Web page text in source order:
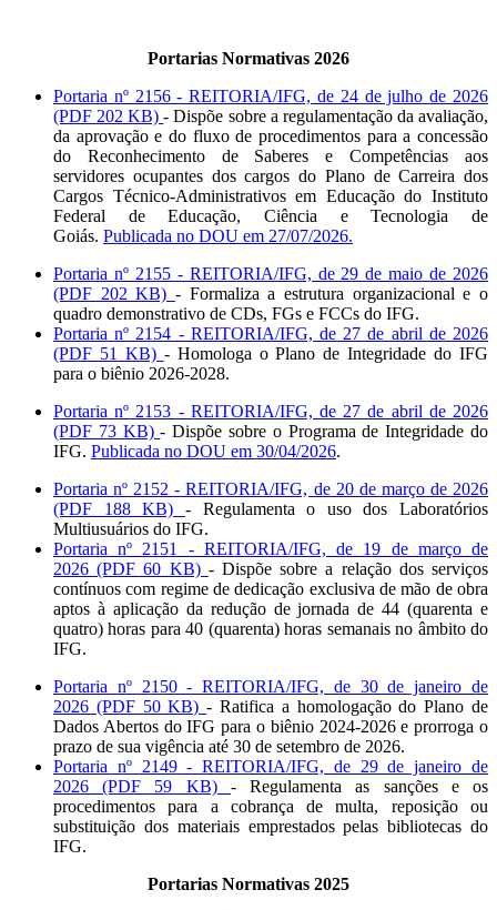
Portarias Normativas 2026
Portaria nº 2156 - REITORIA/IFG, de 24 de julho de 2026
(PDF 202 KB)- Dispõe sobre a regulamentação da avaliação,
da aprovação e do fluxo de procedimentos para a concessão
do Reconhecimento de Saberes e Competências aos
servidores ocupantes dos cargos do Plano de Carreira dos
Cargos Técnico-Administrativos em Educação do Instituto
Federal de Educação, Ciência e Tecnologia de
Goiás. Publicada no DOU em 27/07/2026.
Portaria nº 2155 - REITORIA/IFG, de 29 de maio de 2026
(PDF 202 KB) - Formaliza a estrutura organizacional e o
quadro demonstrativo de CDs, FGs e FCCs do IFG.
Portaria nº 2154 - REITORIA/IFG, de 27 de abril de 2026
(PDF 51 KB) - Homologa o Plano de Integridade do IFG
para o biênio 2026-2028.
Portaria nº 2153 - REITORIA/IFG, de 27 de abril de 2026
(PDF 73 KB)- Dispõe sobre o Programa de Integridade do
IFG. Publicada no DOU em 30/04/2026.
Portaria nº 2152 - REITORIA/IFG, de 20 de março de 2026
(PDF 188 KB) - Regulamenta o uso dos Laboratórios
Multiusuários do IFG.
Portaria nº 2151 - REITORIA/IFG, de 19 de março de
2026 (PDF 60 KB) - Dispõe sobre a relação dos serviços
contínuos com regime de dedicação exclusiva de mão de obra
aptos à aplicação da redução de jornada de 44 (quarenta e
quatro) horas para 40 (quarenta) horas semanais no âmbito do
IFG.
Portaria nº 2150 - REITORIA/IFG, de 30 de janeiro de
2026 (PDF 50 KB)- Ratifica a homologação do Plano de
Dados Abertos do IFG para o biênio 2024-2026 e prorroga o
prazo de sua vigência até 30 de setembro de 2026.
Portaria nº 2149 - REITORIA/IFG, de 29 de janeiro de
2026 (PDF 59 KB) - Regulamenta as sanções e os
procedimentos para a cobrança de multa, reposição ou
substituição dos materiais emprestados pelas bibliotecas do
IFG.
Portarias Normativas 2025